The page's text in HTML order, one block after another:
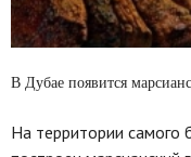
В Дубае появится
На территории